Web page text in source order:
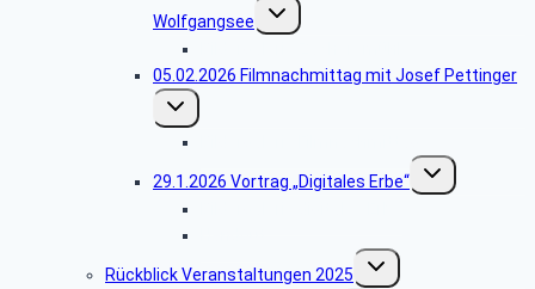
Wolfgangsee
Untermenü
umschalten
05.02.2026 Filmnachmittag mit Josef Pettinger
Untermenü
umschalten
29.1.2026 Vortrag „Digitales Erbe“
Untermenü
umschalten
Rückblick Veranstaltungen 2025
Untermenü
umschalten